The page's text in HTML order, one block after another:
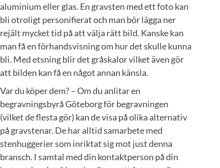
aluminium eller glas. En gravsten med ett foto kan
bli otroligt personifierat och man bör lägga ner
rejält mycket tid på att välja rätt bild. Kanske kan
man få en förhandsvisning om hur det skulle kunna
bli. Med etsning blir det gråskalor vilket även gör
att bilden kan få en något annan känsla.
Var du köper dem? – Om du anlitar en
begravningsbyrå Göteborg för begravningen
(vilket de flesta gör) kan de visa på olika alternativ
på gravstenar. De har alltid samarbete med
stenhuggerier som inriktat sig mot just denna
bransch. I samtal med din kontaktperson på din